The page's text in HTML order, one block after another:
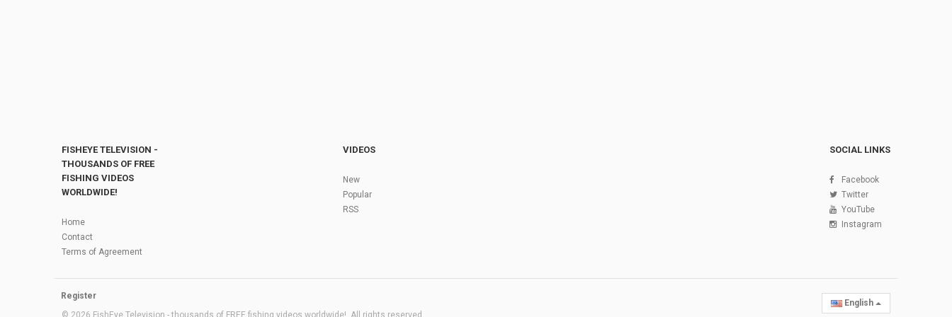
FISHEYE TELEVISION -
THOUSANDS OF FREE
FISHING VIDEOS
WORLDWIDE!
Home
Contact
Terms of Agreement
VIDEOS
New
Popular
RSS
SOCIAL LINKS
Facebook
Twitter
YouTube
Instagram
Register
© 2026 FishEye Television - thousands of FREE fishing videos worldwide!. All rights reserved
English